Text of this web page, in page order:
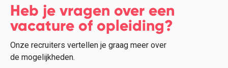
Heb je vragen over een
vacature of opleiding?
Onze recruiters vertellen je graag meer over
de mogelijkheden.